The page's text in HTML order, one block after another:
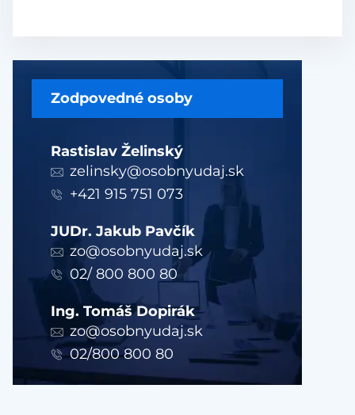
Zodpovedné osoby
Rastislav Želinský
zelinsky@osobnyudaj.sk
+421 915 751 073
JUDr. Jakub Pavčík
zo@osobnyudaj.sk
02/ 800 800 80
Ing. Tomáš Dopirák
zo@osobnyudaj.sk
02/800 800 80